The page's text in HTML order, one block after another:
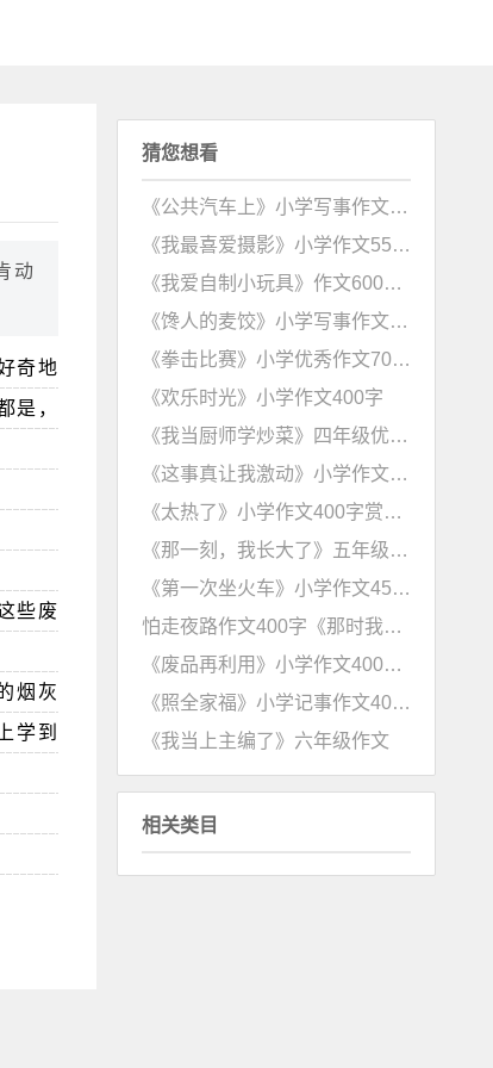
动
奇地
是，
些废
烟灰
学到
猜您想看
《公共汽车上》小学写事作文500字
《我最喜爱摄影》小学作文550字
《我爱自制小玩具》作文600字赏析
《馋人的麦饺》小学写事作文赏析
《拳击比赛》小学优秀作文700字赏析
《欢乐时光》小学作文400字
《我当厨师学炒菜》四年级优秀作文赏析
《这事真让我激动》小学作文600字
《太热了》小学作文400字赏析（生动有趣）
《那一刻，我长大了》五年级作文500字赏析
《第一次坐火车》小学作文450字赏析
怕走夜路作文400字《那时我心儿怦怦跳》
《废品再利用》小学作文400字赏析
《照全家福》小学记事作文400字
《我当上主编了》六年级作文
相关类目